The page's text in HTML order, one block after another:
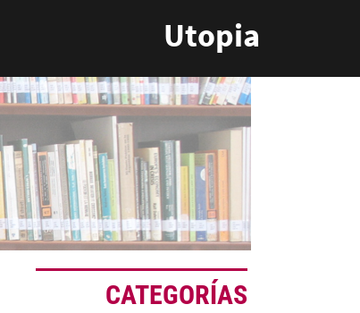
Utopia
CATEGORÍAS